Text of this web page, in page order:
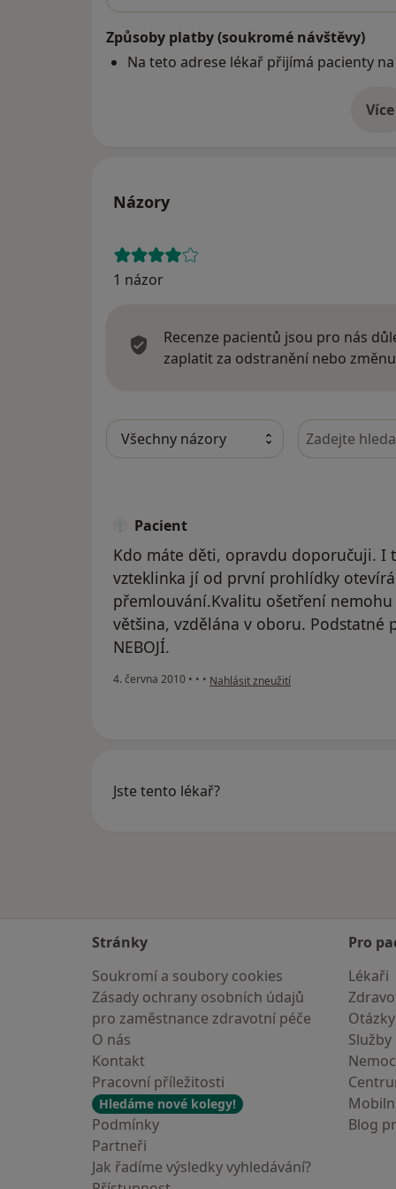
Způsoby platby (soukromé návštěvy)
Na teto adrese lékař přijímá pacienty
Více
o
Názory
1 názor
Recenze pacientů jsou pro nás
zaplatit za odstranění nebo
Hledejte v
Pacient
Kdo máte děti, opravdu doporučuji. I
vzteklinka jí od první prohlídky
přemlouvání.Kvalitu ošetření
většina, vzdělána v oboru. Podstatné
NEBOJÍ.
4. června 2010 • • • podle názoru uživatele Pacient
Nahlásit zneužití
Jste tento lékař?
Stránky
Soukromí a soubory cookies
Zásady ochrany osobních údajů
pro zaměstnance zdravotní péče
O nás
Kontakt
Pracovní příležitosti
Hledáme nové kolegy!
Podmínky
Partneři
Jak řadíme výsledky vyhledávání?
Pro
Lékaři
Služby
Blog